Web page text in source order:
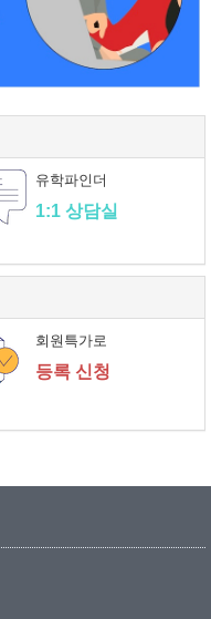
유학파인더
1:1 상담실
회원특가로
등록 신청